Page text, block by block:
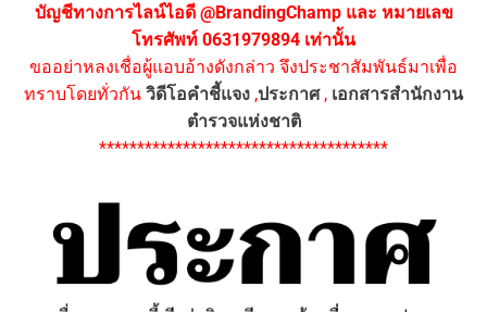
บัญชีทางการไลน์ไอดี @BrandingChamp และ หมายเลข
โทรศัพท์ 0631979894 เท่านั้น
ขออย่าหลงเชื่อผู้แอบอ้างดังกล่าว จึงประชาสัมพันธ์มาเพื่อ
ทราบโดยทั่วกัน วิดีโอคำชี้แจง ,ประกาศ, เอกสารสำนักงาน
ตำรวจแห่งชาติ
**************************************